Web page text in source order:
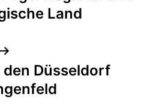
Land
Düsseldorf